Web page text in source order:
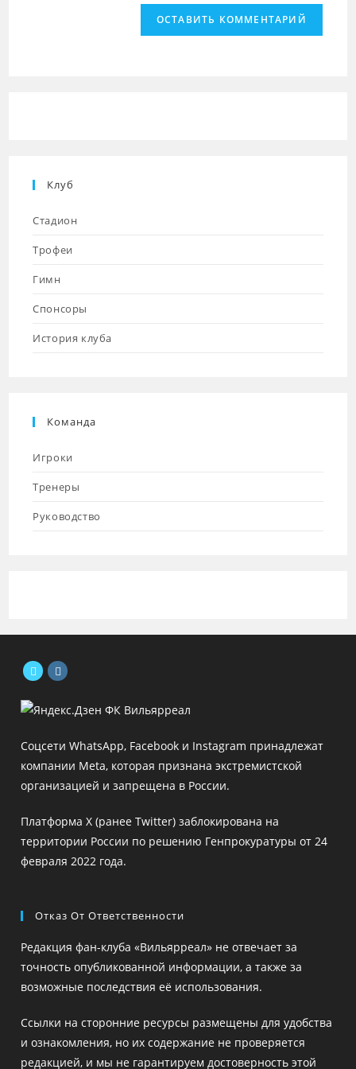
прокомментировать
Клуб
Стадион
Трофеи
Гимн
Спонсоры
История клуба
Команда
Игроки
Тренеры
Руководство
в
вкладке
в
вкладке
Соцсети WhatsApp, Facebook и Instagram принадлежат
компании Meta, которая признана экстремистской
организацией и запрещена в России.
Платформа X (ранее Twitter) заблокирована на
территории России по решению Генпрокуратуры от 24
февраля 2022 года.
Отказ От Ответственности
Редакция фан-клуба «Вильярреал» не отвечает за
точность опубликованной информации, а также за
возможные последствия её использования.
Ссылки на сторонние ресурсы размещены для удобства
и ознакомления, но их содержание не проверяется
редакцией, и мы не гарантируем достоверность этой